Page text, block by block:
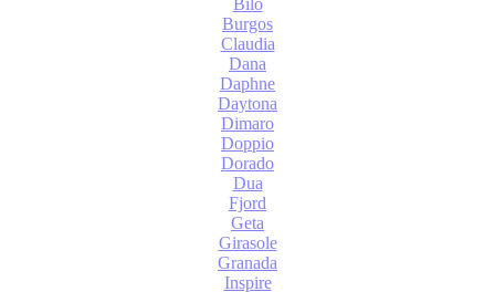
Burgos
Claudia
Dana
Daphne
Daytona
Dimaro
Doppio
Dorado
Dua
Fjord
Geta
Girasole
Granada
Inspire